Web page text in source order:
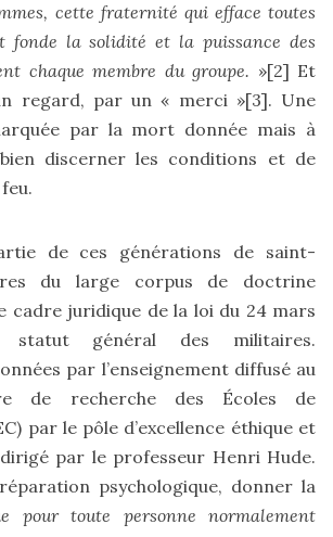
cette fraternité qui efface toutes
fonde la solidité et la puissance des
chaque membre du groupe. »[2] Et
regard, par un « merci »[3]. Une
par la mort donnée mais à
discerner les conditions et de
de ces générations de saint-
du large corpus de doctrine
cadre juridique de la loi du 24 mars
statut général des militaires.
par l’enseignement diffusé au
de recherche des Écoles de
par le pôle d’excellence éthique et
par le professeur Henri Hude.
psychologique, donner la
pour toute personne normalement